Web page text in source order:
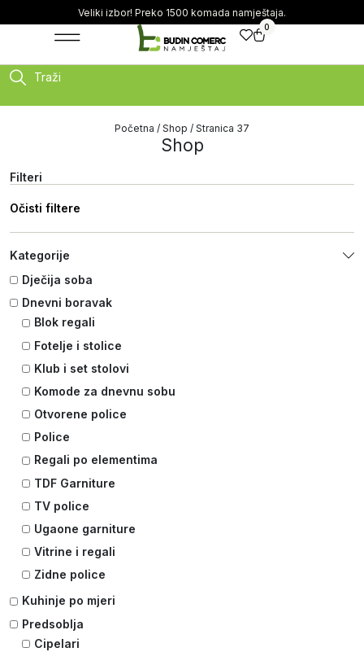
Veliki izbor! Preko 1500 komada namještaja.
0
Traži
Početna / Shop / Stranica 37
Shop
Filteri
Očisti filtere
Kategorije
Dječija soba
Dnevni boravak
Blok regali
Fotelje i stolice
Klub i set stolovi
Komode za dnevnu sobu
Otvorene police
Police
Regali po elementima
TDF Garniture
TV police
Ugaone garniture
Vitrine i regali
Zidne police
Kuhinje po mjeri
Predsoblja
Cipelari